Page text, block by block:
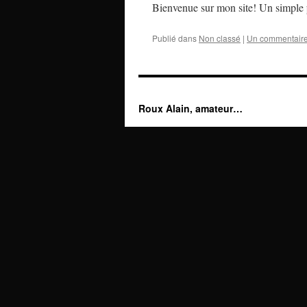
Bienvenue sur mon site! Un simple
Publié dans Non classé | Un commentaire
Roux Alain, amateur…